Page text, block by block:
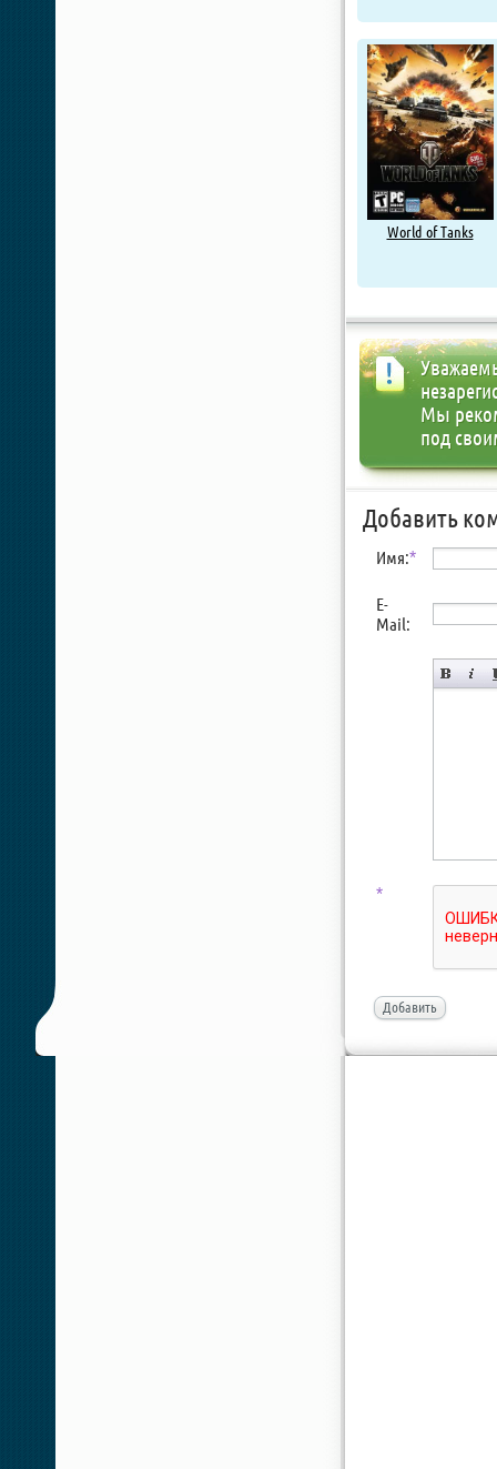
World of Tanks
Мы
под
Добавить
Имя:*
E-
Mail:
*
Добавить